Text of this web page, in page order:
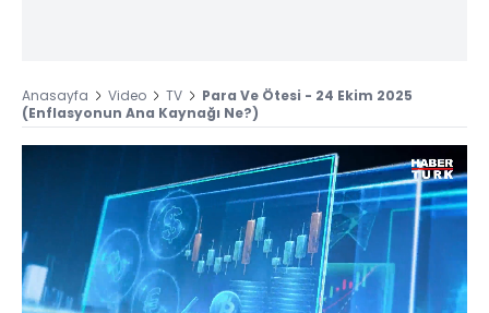
Anasayfa Video TV
Para Ve Ötesi - 24 Ekim 2025
(Enflasyonun Ana Kaynağı Ne?)